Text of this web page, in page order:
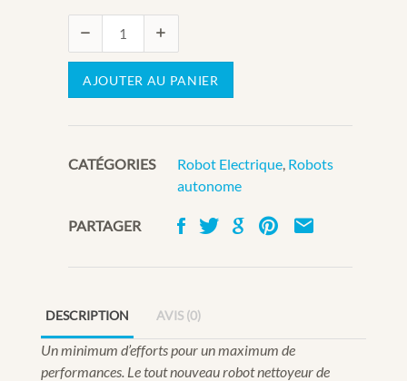
AJOUTER AU PANIER
CATÉGORIES Robot Electrique Robots
autonome
PARTAGER
DESCRIPTION AVIS (0)
Un minimum d’efforts pour un maximum de
performances. Le tout nouveau robot nettoyeur de